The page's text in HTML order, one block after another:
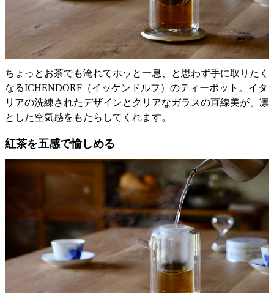
ちょっとお茶でも淹れてホッと一息、と思わず手に取りたく
なるICHENDORF（イッケンドルフ）のティーポット。イタ
リアの洗練されたデザインとクリアなガラスの直線美が、凛
とした空気感をもたらしてくれます。
紅茶を五感で愉しめる